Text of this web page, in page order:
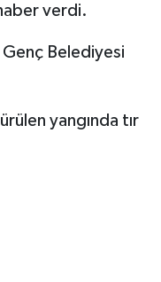
verdi.
Belediyesi
yangında tır